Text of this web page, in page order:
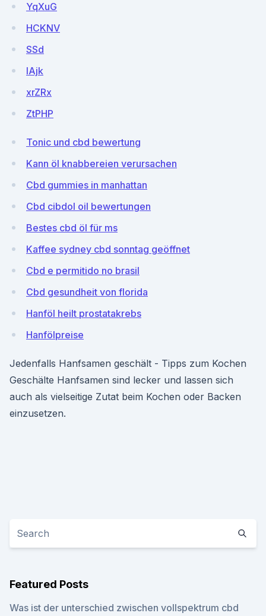
YqXuG
HCKNV
SSd
IAjk
xrZRx
ZtPHP
Tonic und cbd bewertung
Kann öl knabbereien verursachen
Cbd gummies in manhattan
Cbd cibdol oil bewertungen
Bestes cbd öl für ms
Kaffee sydney cbd sonntag geöffnet
Cbd e permitido no brasil
Cbd gesundheit von florida
Hanföl heilt prostatakrebs
Hanfölpreise
Jedenfalls Hanfsamen geschält - Tipps zum Kochen
Geschälte Hanfsamen sind lecker und lassen sich
auch als vielseitige Zutat beim Kochen oder Backen
einzusetzen.
Featured Posts
Was ist der unterschied zwischen vollspektrum cbd